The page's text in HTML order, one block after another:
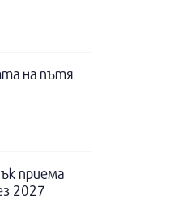
на пътя
приема
2027